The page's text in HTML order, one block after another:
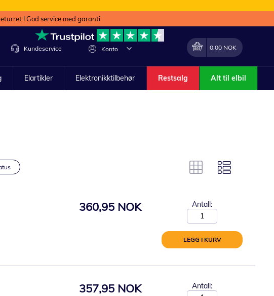
I God service med garanti
Konto Endring
Min handlekurv
0,00 NOK
Kundeservice
Elartikler Elektronikktilbehør Restsalg Alt til elbil
360,95 NOK Antall:
LEGG I KURV
357,95 NOK Antall: